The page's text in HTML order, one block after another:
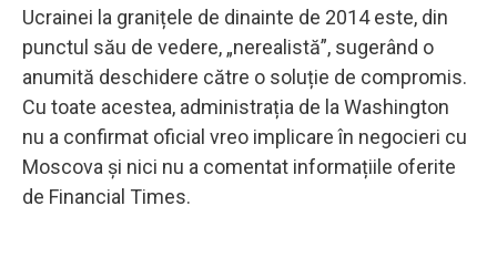
Ucrainei la granițele de dinainte de 2014 este, din
punctul său de vedere, „nerealistă”, sugerând o
anumită deschidere către o soluție de compromis.
Cu toate acestea, administrația de la Washington
nu a confirmat oficial vreo implicare în negocieri cu
Moscova și nici nu a comentat informațiile oferite
de Financial Times.